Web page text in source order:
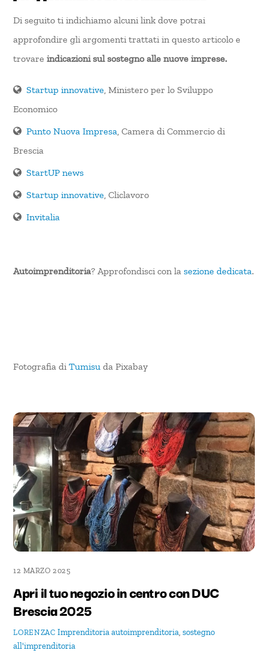
Di seguito ti indichiamo alcuni link dove potrai
approfondire gli argomenti trattati in questo articolo e
trovareindicazioni sul sostegno alle nuove imprese.
Startup innovative, Ministero per lo Sviluppo
Economico
Punto Nuova Impresa, Camera di Commercio di
Brescia
StartUP news
Startup innovative, Cliclavoro
Invitalia
Autoimprenditoria? Approfondisci con lasezione dedicata.
Fotografia diTumisu da Pixabay
12 MARZO 2025
Apri il tuo negozio in centro con DUC
Brescia 2025
LORENZAC Imprenditoriaautoimprenditoria, sostegno
all'imprenditoria